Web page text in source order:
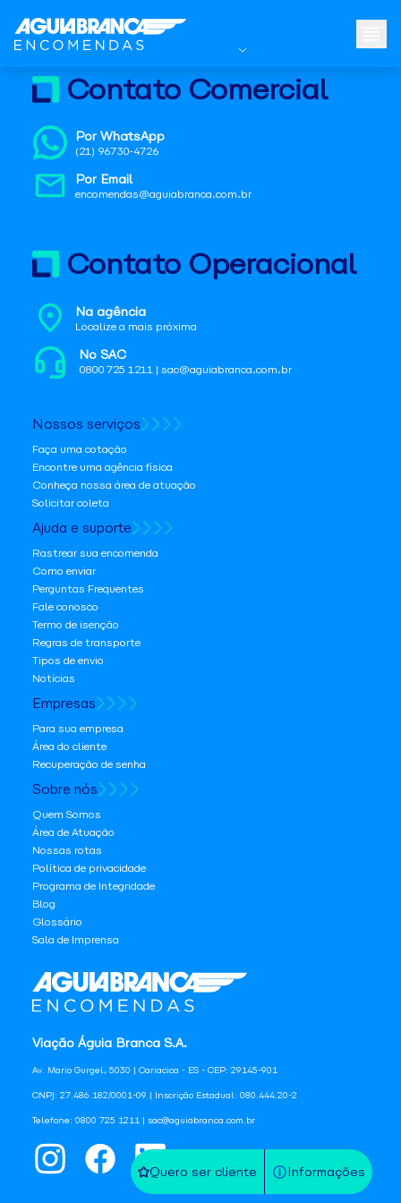
Quero ser cliente Informações
Viação Águia Branca S.A.
Av. Mario Gurgel, 5030 | Cariacica - ES - CEP: 29145-901
CNPJ: 27.486.182/0001-09 | Inscrição Estadual: 080.444.20-2
Telefone: 0800 725 1211 | sac@aguiabranca.com.br
Contato Comercial
Por WhatsApp
(21) 96730-4726
Por Email
encomendas@aguiabranca.com.br
Contato Operacional
Na agência
Localize a mais próxima
No SAC
0800 725 1211 | sac@aguiabranca.com.br
Nossos serviços
Faça uma cotação
Encontre uma agência física
Conheça nossa área de atuação
Solicitar coleta
Ajuda e suporte
Rastrear sua encomenda
Como enviar
Perguntas Frequentes
Fale conosco
Termo de isenção
Regras de transporte
Tipos de envio
Notícias
Empresas
Para sua empresa
Área do cliente
Recuperação de senha
Sobre nós
Quem Somos
Área de Atuação
Nossas rotas
Política de privacidade
Programa de Integridade
Blog
Glossário
Sala de Imprensa